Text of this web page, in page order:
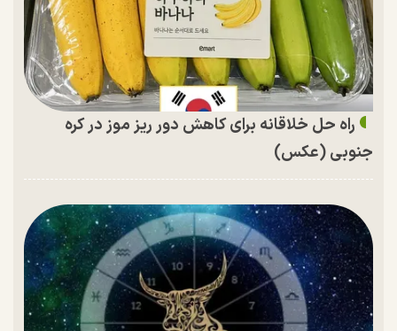
راه حل خلاقانه برای کاهش دور ریز موز در کره
جنوبی (عکس)